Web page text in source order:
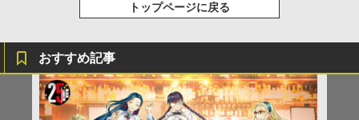
トップページに戻る
おすすめ記事